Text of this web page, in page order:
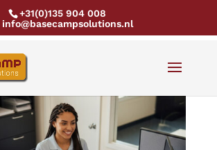
+31(0)135 904 008
info@basecampsolutions.nl